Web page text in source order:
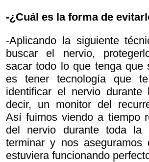
-¿Cuál es la forma de
-Aplicando la siguiente
buscar el nervio,
sacar todo lo que tenga que
es tener tecnología que
identificar el nervio
decir, un monitor del
Así fuimos viendo a tiempo
del nervio durante toda la
terminar y nos aseguramos
estuviera funcionando